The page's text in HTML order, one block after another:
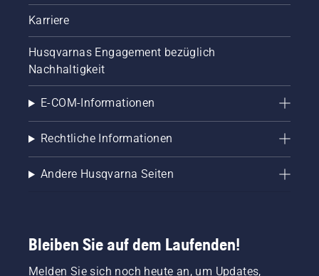
Leistung und Akku
Akkubetriebene Rasentrimmer sind in
verschiedenen Leistungsstufen erhältlich:
Niedrigere Spannung (z. B. 18 V) → für leichte
Leistung für dichteres Gras und anspruchsvollere
Karriere
Husqvarnas Engagement bezüglich
Nachhaltigkeit
E-COM-Informationen
Rechtliche Informationen
Andere Husqvarna Seiten
Bleiben Sie auf dem Laufenden!
Melden Sie sich noch heute an, um Updates,